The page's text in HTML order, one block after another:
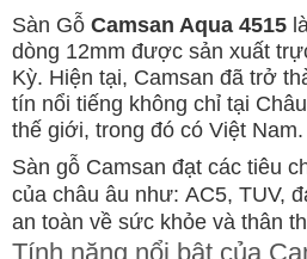
Sàn Gỗ Camsan Aqua 4515
dòng 12mm được sản xuất
Kỳ. Hiện tại, Camsan đã trở
tín nổi tiếng không chỉ tại
thế giới, trong đó có Việt Nam.
Sàn gỗ Camsan đạt các tiêu
của châu âu như: AC5, TUV,
an toàn về sức khỏe và thân
Tính năng nổi bật của